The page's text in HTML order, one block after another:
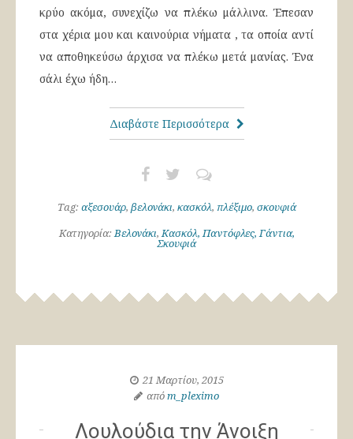
κρύο ακόμα, συνεχίζω να πλέκω μάλλινα. Έπεσαν
στα χέρια μου και καινούρια νήματα , τα οποία αντί
να αποθηκεύσω άρχισα να πλέκω μετά μανίας. Ένα
σάλι έχω ήδη…
Διαβάστε Περισσότερα
Tag: αξεσουάρ, βελονάκι, κασκόλ, πλέξιμο, σκουφιά
Κατηγορία:Βελονάκι,Κασκόλ, Παντόφλες, Γάντια,
Σκουφιά
21 Μαρτίου, 2015
απόm_pleximo
Λουλούδια την Άνοιξη